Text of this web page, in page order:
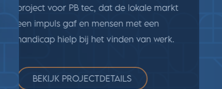
project voor PB tec, dat de lokale markt
een impuls gaf en mensen met een
handicap hielp bij het vinden van werk.
BEKIJK PROJECTDETAILS